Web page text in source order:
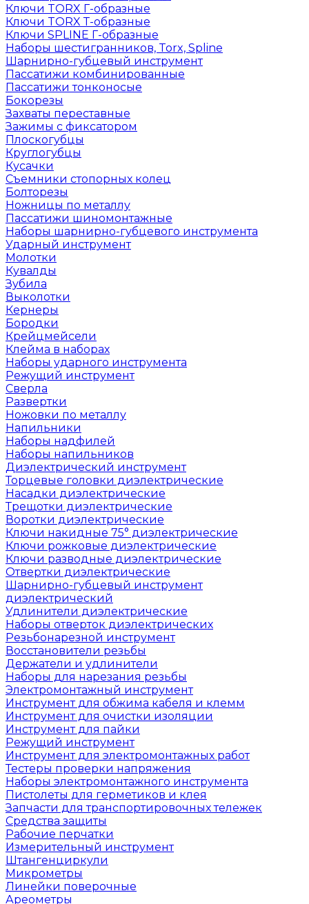
Ключи TORX Г-образные
Ключи TORX Т-образные
Ключи SPLINE Г-образные
Наборы шестигранников, Torx, Spline
Шарнирно-губцевый инструмент
Пассатижи комбинированные
Пассатижи тонконосые
Бокорезы
Захваты переставные
Зажимы с фиксатором
Плоскогубцы
Круглогубцы
Кусачки
Съемники стопорных колец
Болторезы
Ножницы по металлу
Пассатижи шиномонтажные
Наборы шарнирно-губцевого инструмента
Ударный инструмент
Молотки
Кувалды
Зубила
Выколотки
Кернеры
Бородки
Крейцмейсели
Клейма в наборах
Наборы ударного инструмента
Режущий инструмент
Сверла
Развертки
Ножовки по металлу
Напильники
Наборы надфилей
Наборы напильников
Диэлектрический инструмент
Торцевые головки диэлектрические
Насадки диэлектрические
Трещотки диэлектрические
Воротки диэлектрические
Ключи накидные 75° диэлектрические
Ключи рожковые диэлектрические
Ключи разводные диэлектрические
Отвертки диэлектрические
Шарнирно-губцевый инструмент
диэлектрический
Удлинители диэлектрические
Наборы отверток диэлектрических
Резьбонарезной инструмент
Восстановители резьбы
Держатели и удлинители
Наборы для нарезания резьбы
Электромонтажный инструмент
Инструмент для обжима кабеля и клемм
Инструмент для очистки изоляции
Инструмент для пайки
Режущий инструмент
Инструмент для электромонтажных работ
Тестеры проверки напряжения
Наборы электромонтажного инструмента
Пистолеты для герметиков и клея
Запчасти для транспортировочных тележек
Средства защиты
Рабочие перчатки
Измерительный инструмент
Штангенциркули
Микрометры
Линейки поверочные
Ареометры